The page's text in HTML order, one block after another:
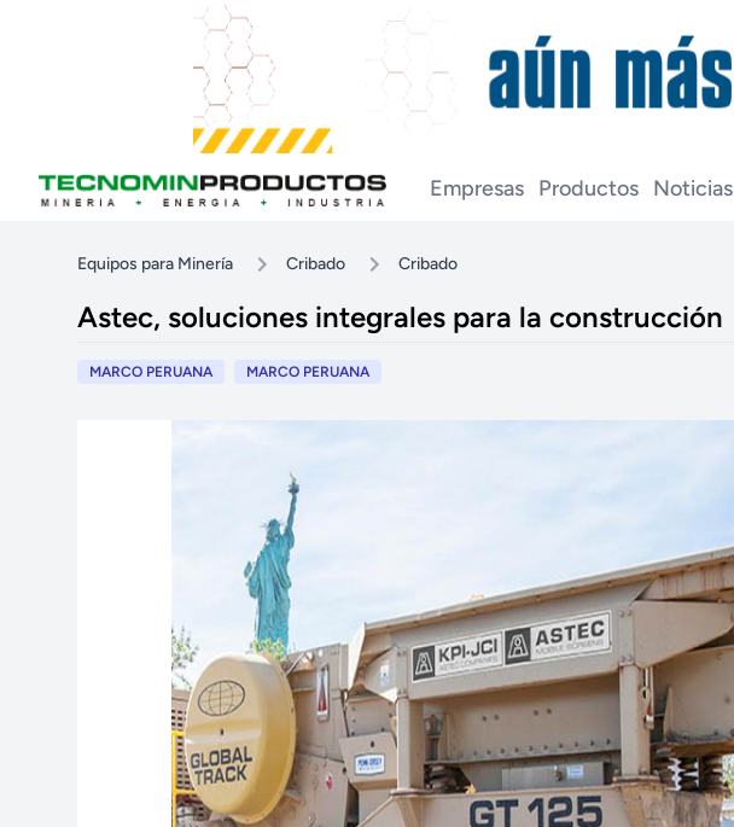
Empresas Productos Noticias
Equipos para Minería Cribado Cribado
Astec, soluciones integrales para la construcción
MARCO PERUANA MARCO PERUANA